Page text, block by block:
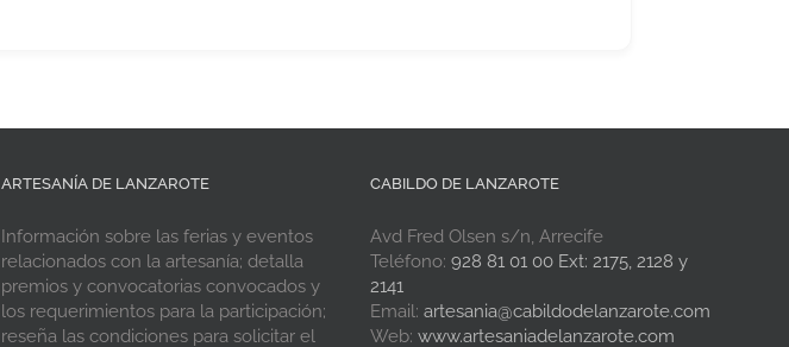
ARTESANÍA DE LANZAROTE
Información sobre las ferias y eventos
relacionados con la artesanía; detalla
premios y convocatorias convocados y
los requerimientos para la participación;
reseña las condiciones para solicitar el
CABILDO DE LANZAROTE
Avd Fred Olsen s/n, Arrecife
Teléfono: 928 81 01 00 Ext: 2175, 2128 y
2141
Email: artesania@cabildodelanzarote.com
Web: www.artesaniadelanzarote.com